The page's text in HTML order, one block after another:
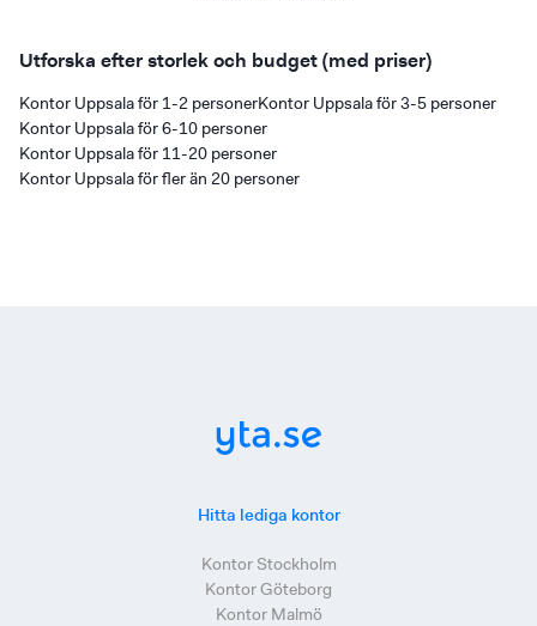
Utforska efter storlek och budget (med priser)
Kontor Uppsala för 1-2 personerKontor Uppsala för 3-5 personer
Kontor Uppsala för 6-10 personer
Kontor Uppsala för 11-20 personer
Kontor Uppsala för fler än 20 personer
Hitta lediga kontor
Kontor Stockholm
Kontor Göteborg
Kontor Malmö